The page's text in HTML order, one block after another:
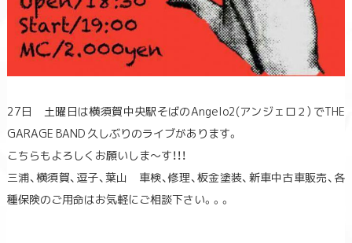
27日 土曜日は横須賀中央駅そばのAngelo2(アンジェロ２）でTHE
GARAGE BAND 久しぶりのライブがあります。
こちらもよろしくお願いしま～す！！！
三浦、横須賀、逗子、葉山 車検、修理、板金塗装、新車中古車販売、各
種保険のご用命はお気軽にご相談下さい。。。